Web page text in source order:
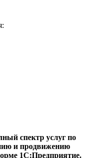
спектр услуг по
и продвижению
1С:Предприятие.